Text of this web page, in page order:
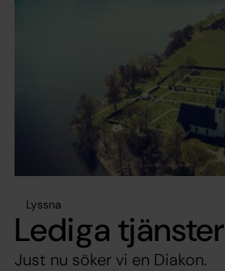
Lyssna
Lediga tjänster
Just nu söker vi en Diakon.